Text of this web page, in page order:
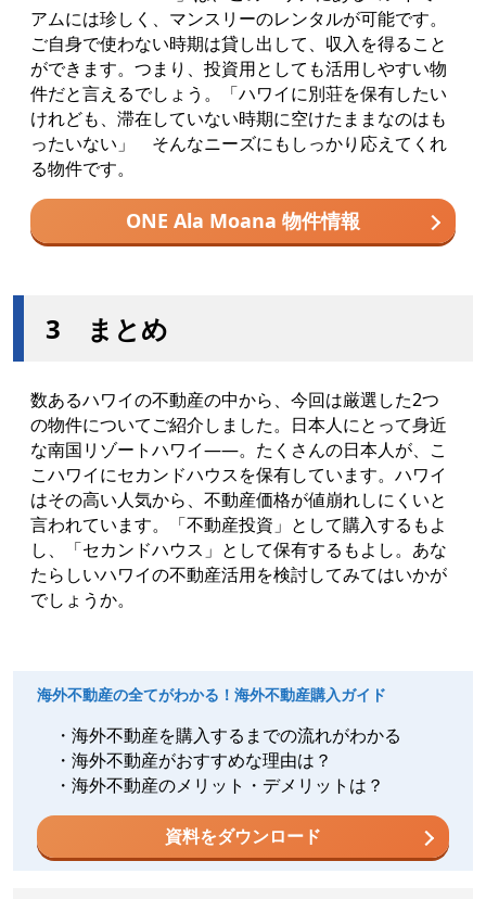
アムには珍しく、マンスリーのレンタルが可能です。
ご自身で使わない時期は貸し出して、収入を得ること
ができます。つまり、投資用としても活用しやすい物
件だと言えるでしょう。「ハワイに別荘を保有したい
けれども、滞在していない時期に空けたままなのはも
ったいない」 そんなニーズにもしっかり応えてくれ
る物件です。
ONE Ala Moana 物件情報
3 まとめ
数あるハワイの不動産の中から、今回は厳選した2つ
の物件についてご紹介しました。日本人にとって身近
な南国リゾートハワイ――。たくさんの日本人が、こ
こハワイにセカンドハウスを保有しています。ハワイ
はその高い人気から、不動産価格が値崩れしにくいと
言われています。「不動産投資」として購入するもよ
し、「セカンドハウス」として保有するもよし。あな
たらしいハワイの不動産活用を検討してみてはいかが
でしょうか。
海外不動産の全てがわかる！海外不動産購入ガイド
・海外不動産を購入するまでの流れがわかる
・海外不動産がおすすめな理由は？
・海外不動産のメリット・デメリットは？
資料をダウンロード